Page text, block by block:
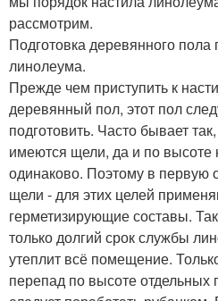
рассмотрим.
Подготовка деревянного пола
линолеума.
Прежде чем приступить к
деревянный пол, этот пол
подготовить. Часто бывает
имеются щели, да и по высоте
одинаково. Поэтому в первую
щели - для этих целей
герметизирующие составы.
только долгий срок службы
утеплит всё помещение.
перепад по высоте отдельных